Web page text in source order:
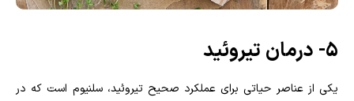
۵- درمان تیروئید
یکی از عناصر حیاتی برای عملکرد صحیح تیروئید، سلنیوم است که در